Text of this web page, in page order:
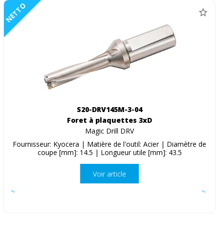
NETTO
S20-DRV145M-3-04
Foret à plaquettes 3xD
Magic Drill DRV
Fournisseur: Kyocera | Matière de l'outil: Acier | Diamètre de
coupe [mm]: 14.5 | Longueur utile [mm]: 43.5
Voir article